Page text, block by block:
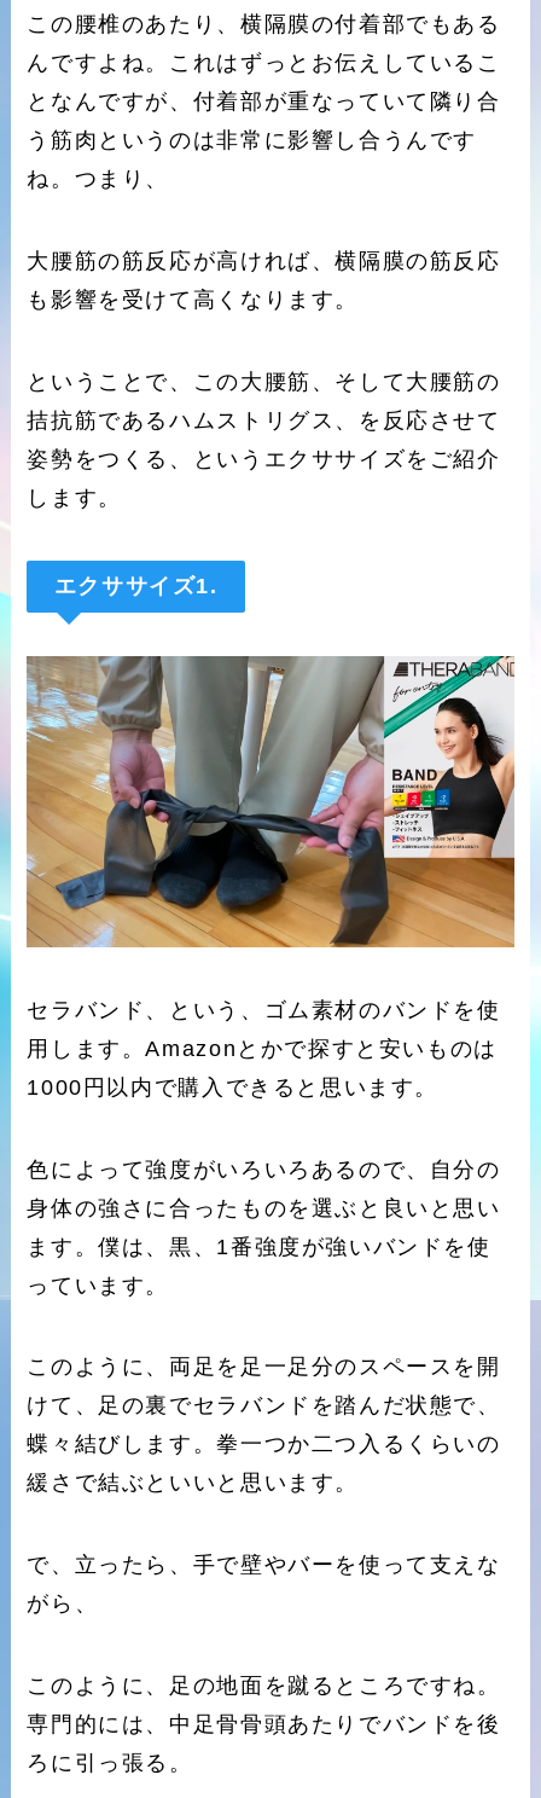
この腰椎のあたり、横隔膜の付着部でもある
んですよね。これはずっとお伝えしているこ
となんですが、付着部が重なっていて隣り合
う筋肉というのは非常に影響し合うんです
ね。つまり、
大腰筋の筋反応が高ければ、横隔膜の筋反応
も影響を受けて高くなります。
ということで、この大腰筋、そして大腰筋の
拮抗筋であるハムストリグス、を反応させて
姿勢をつくる、というエクササイズをご紹介
します。
エクササイズ1.
セラバンド、という、ゴム素材のバンドを使
用します。Amazonとかで探すと安いものは
1000円以内で購入できると思います。
色によって強度がいろいろあるので、自分の
身体の強さに合ったものを選ぶと良いと思い
ます。僕は、黒、1番強度が強いバンドを使
っています。
このように、両足を足一足分のスペースを開
けて、足の裏でセラバンドを踏んだ状態で、
蝶々結びします。拳一つか二つ入るくらいの
緩さで結ぶといいと思います。
で、立ったら、手で壁やバーを使って支えな
がら、
このように、足の地面を蹴るところですね。
専門的には、中足骨骨頭あたりでバンドを後
ろに引っ張る。